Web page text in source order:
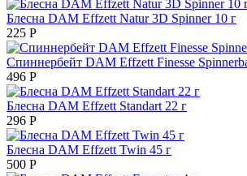
Блесна DAM Effzett Natur 3D Spinner 10 г
225 Р
Спиннербейт DAM Effzett Finesse
496 Р
Блесна DAM Effzett Standart 22 г
296 Р
Блесна DAM Effzett Twin 45 г
500 Р